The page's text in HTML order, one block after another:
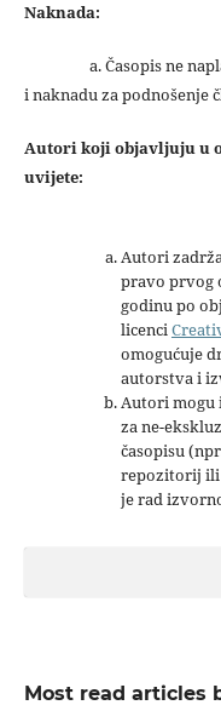
Naknada:
a. Časopis ne
i naknadu za podnošenje
Autori koji objavljuju u
uvijete:
Autori
pravo prvog
godinu po
licenci
omogućuje
autorstva i
Autori mogu
za ne-
časopisu
repozitorij ili
je rad
Most read articles